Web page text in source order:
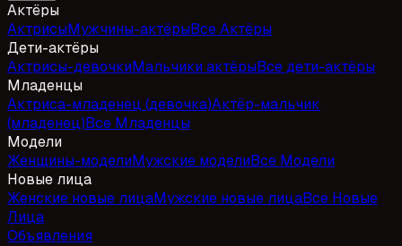
Актёры
АктрисыМужчины-актёрыВсе Актёры
Дети-актёры
Актрисы-девочкиМальчики актёрыВсе дети-актёры
Младенцы
Актриса-младенец (девочка)Актёр-мальчик
(младенец)Все Младенцы
Модели
Женщины-моделиМужские моделиВсе Модели
Новые лица
Женские новые лицаМужские новые лицаВсе Новые
Лица
Объявления